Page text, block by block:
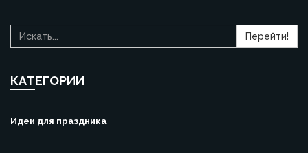
Перейти!
КАТЕГОРИИ
Идеи для праздника